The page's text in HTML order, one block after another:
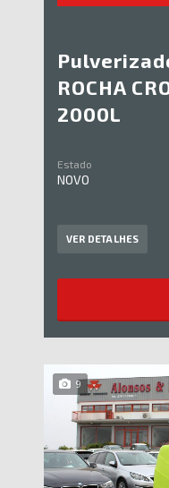
ROCHA
2000L
Estado
NOVO
VER DETALHES
9